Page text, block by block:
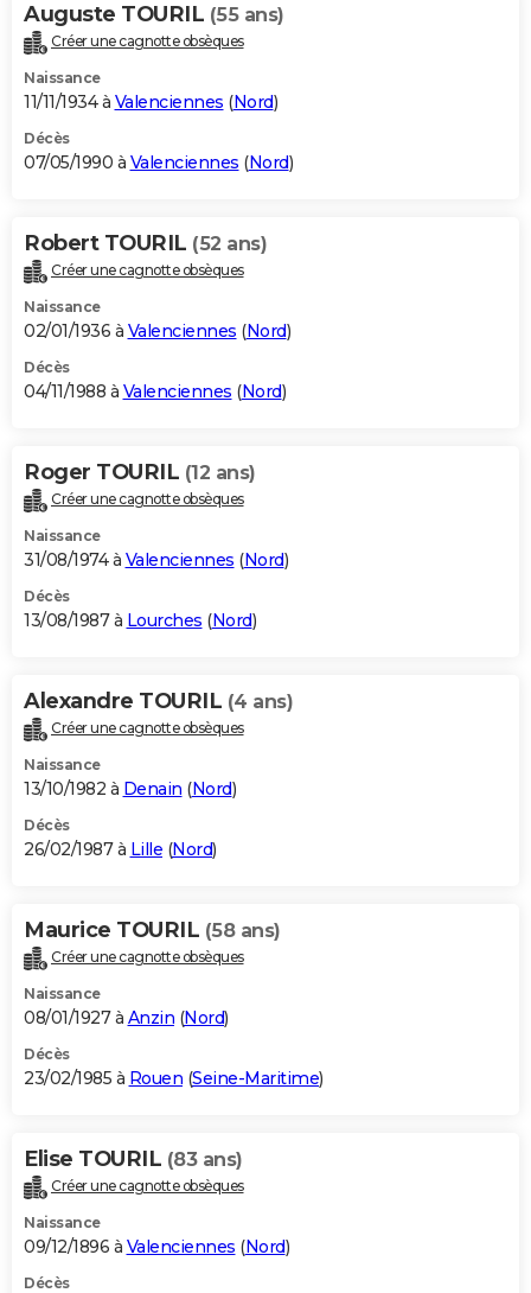
Auguste TOURIL (55 ans)
Créer une cagnotte obsèques
Naissance
11/11/1934 à Valenciennes (Nord)
Décès
07/05/1990 à Valenciennes (Nord)
Robert TOURIL (52 ans)
Créer une cagnotte obsèques
Naissance
02/01/1936 à Valenciennes (Nord)
Décès
04/11/1988 à Valenciennes (Nord)
Roger TOURIL (12 ans)
Créer une cagnotte obsèques
Naissance
31/08/1974 à Valenciennes (Nord)
Décès
13/08/1987 à Lourches (Nord)
Alexandre TOURIL (4 ans)
Créer une cagnotte obsèques
Naissance
13/10/1982 à Denain (Nord)
Décès
26/02/1987 à Lille (Nord)
Maurice TOURIL (58 ans)
Créer une cagnotte obsèques
Naissance
08/01/1927 à Anzin (Nord)
Décès
23/02/1985 à Rouen (Seine-Maritime)
Elise TOURIL (83 ans)
Créer une cagnotte obsèques
Naissance
09/12/1896 à Valenciennes (Nord)
Décès